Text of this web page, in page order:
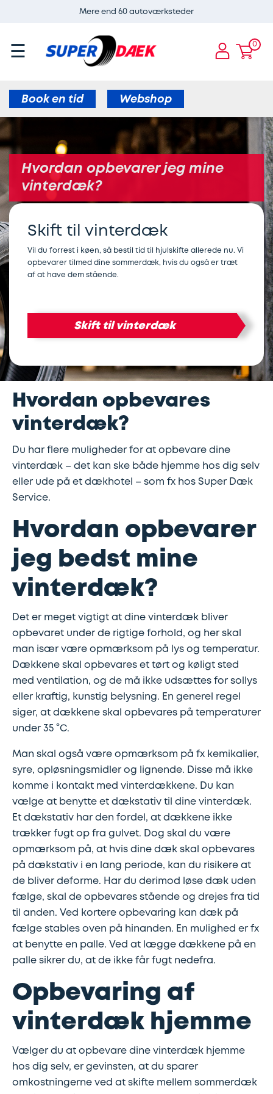
Mere end 60 autoværksteder
0
Services
ADAS
af
radar
Aircondition
Bilbatteri
Gratis
synskontrol
dæk
Kobling
Montering
af
anhængertræk
Olieskift
Reparation
af
stenslag
Serviceeftersyn
4
hjulsudmåling
Støddæmpere
og
fjedre
Tandrem
Trailertjek
Serviceaftale
Udstødning
SDS
Mobilitet
Fdm
kvalitetskontrol
Finansiering
Se
alle
services
her
E-
CARE
Airconservice
varmepumper
elbiler
Bremseafdrejning
Serviceeftersyn
elbil
fælge
Skift
vinterdæk
sommerdæk
Sommerdæk
Alufælge
Stålfælge
Helårsdæk
Trailerdæk
Find
værksted
Aircondition
Bremser
Dæk
hjul
Elbil
Kør
ferie
Service
og
reparation
Sikkerhed
Sommerdæk
Synstjek
Trailer
Vinterdæk
Bosch
Service
Erhverv
Landbrug
☰
Book en tid Webshop
Hvordan opbevarer jeg mine
vinterdæk?
Skift til vinterdæk
Vil du forrest i køen, så bestil tid til hjulskifte allerede nu. Vi
opbevarer tilmed dine sommerdæk, hvis du også er træt
af at have dem stående.
Skift til vinterdæk
Hvordan opbevares
vinterdæk?
Du har flere muligheder for at opbevare dine
vinterdæk – det kan ske både hjemme hos dig selv
eller ude på et dækhotel – som fx hos Super Dæk
Service.
Hvordan opbevarer
jeg bedst mine
vinterdæk?
Det er meget vigtigt at dine vinterdæk bliver
opbevaret under de rigtige forhold, og her skal
man især være opmærksom på lys og temperatur.
Dækkene skal opbevares et tørt og køligt sted
med ventilation, og de må ikke udsættes for sollys
eller kraftig, kunstig belysning. En generel regel
siger, at dækkene skal opbevares på temperaturer
under 35 °C.
Man skal også være opmærksom på fx kemikalier,
syre, opløsningsmidler og lignende. Disse må ikke
komme i kontakt med vinterdækkene. Du kan
vælge at benytte et dækstativ til dine vinterdæk.
Et dækstativ har den fordel, at dækkene ikke
trækker fugt op fra gulvet. Dog skal du være
opmærksom på, at hvis dine dæk skal opbevares
på dækstativ i en lang periode, kan du risikere at
de bliver deforme. Har du derimod løse dæk uden
fælge, skal de opbevares stående og drejes fra tid
til anden. Ved kortere opbevaring kan dæk på
fælge stables oven på hinanden. En mulighed er fx
at benytte en palle. Ved at lægge dækkene på en
palle sikrer du, at de ikke får fugt nedefra.
Opbevaring af
vinterdæk hjemme
Vælger du at opbevare dine vinterdæk hjemme
hos dig selv, er gevinsten, at du sparer
omkostningerne ved at skifte mellem sommerdæk